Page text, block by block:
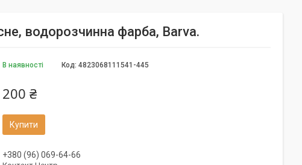
водорозчинна фарба, Barva.
В наявності Код: 4823068111541-445
200 ₴
Купити
+380 (96) 069-64-66